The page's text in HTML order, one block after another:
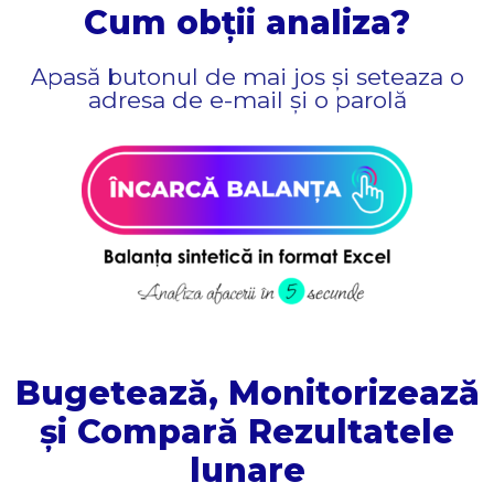
Cum obții analiza?
Apasă butonul de mai jos și seteaza o
adresa de e-mail și o parolă
Bugetează, Monitorizează
și Compară Rezultatele
lunare